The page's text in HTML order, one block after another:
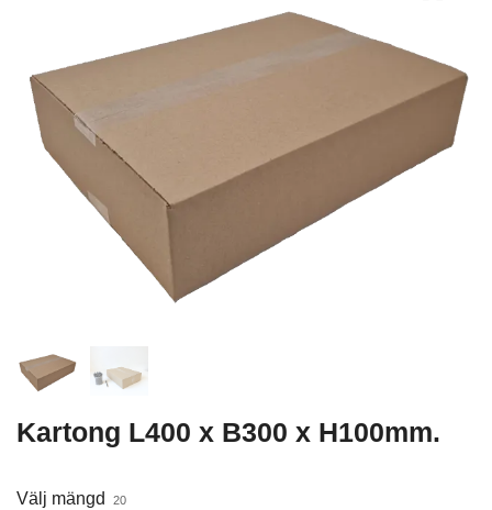
Kartong L400 x B300 x H100mm.
Välj mängd 20